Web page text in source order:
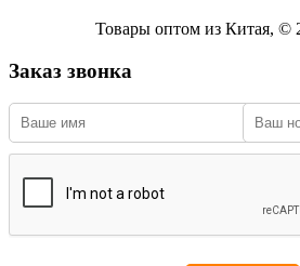
Товары оптом из Китая, ©
Заказ звонка